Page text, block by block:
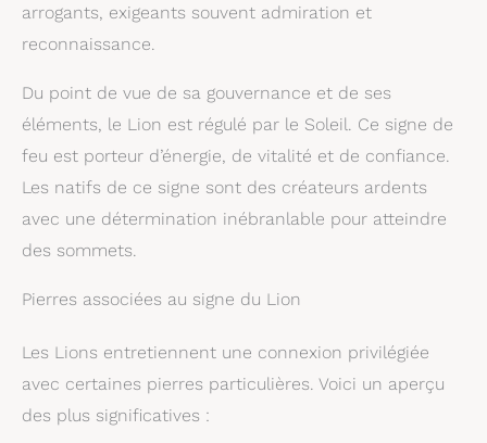
arrogants, exigeants souvent admiration et
reconnaissance.
Du point de vue de sa gouvernance et de ses
éléments, le Lion est régulé par le Soleil. Ce signe de
feu est porteur d’énergie, de vitalité et de confiance.
Les natifs de ce signe sont des créateurs ardents
avec une détermination inébranlable pour atteindre
des sommets.
Pierres associées au signe du Lion
Les Lions entretiennent une connexion privilégiée
avec certaines pierres particulières. Voici un aperçu
des plus significatives :